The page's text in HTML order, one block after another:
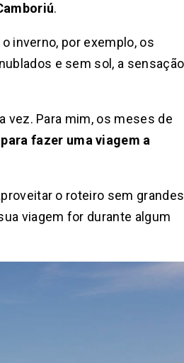
.
inverno, por exemplo, os
e sem sol, a sensação
vez. Para mim, os meses de
fazer uma viagem a
o roteiro sem grandes
viagem for durante algum